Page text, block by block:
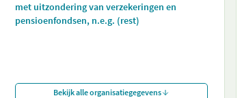
met uitzondering van verzekeringen en
pensioenfondsen, n.e.g. (rest)
Bekijk alle organisatiegegevens